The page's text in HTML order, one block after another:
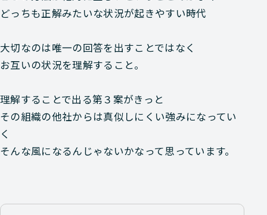
どっちも正解みたいな状況が起きやすい時代
大切なのは唯一の回答を出すことではなく
お互いの状況を理解すること。
理解することで出る第３案がきっと
その組織の他社からは真似しにくい強みになってい
く
そんな風になるんじゃないかなって思っています。